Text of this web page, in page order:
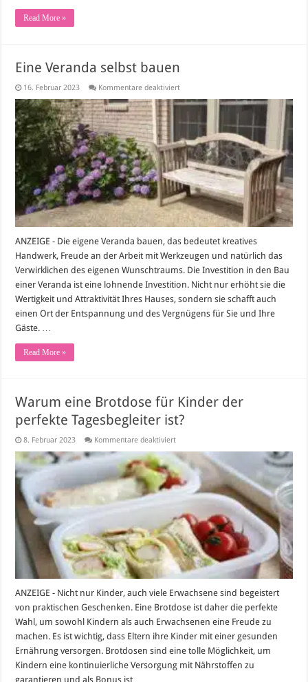
Read More »
Eine Veranda selbst bauen
16. Februar 2023 Kommentare deaktiviertfür
Veranda
bauen
ANZEIGE - Die eigene Veranda bauen, das bedeutet kreatives
Handwerk, Freude an der Arbeit mit Werkzeugen und natürlich das
Verwirklichen des eigenen Wunschtraums. Die Investition in den Bau
einer Veranda ist eine lohnende Investition. Nicht nur erhöht sie die
Wertigkeit und Attraktivität Ihres Hauses, sondern sie schafft auch
einen Ort der Entspannung und des Vergnügens für Sie und Ihre
Gäste. …
Read More »
Warum eine Brotdose für Kinder der
perfekte Tagesbegleiter ist?
8. Februar 2023 Kommentare deaktiviertfür
eine
Brotdose
für
Kinder
Tagesbegleiter
ist?
ANZEIGE - Nicht nur Kinder, auch viele Erwachsene sind begeistert
von praktischen Geschenken. Eine Brotdose ist daher die perfekte
Wahl, um sowohl Kindern als auch Erwachsenen eine Freude zu
machen. Es ist wichtig, dass Eltern ihre Kinder mit einer gesunden
Ernährung versorgen. Brotdosen sind eine tolle Möglichkeit, um
Kindern eine kontinuierliche Versorgung mit Nährstoffen zu
garantieren und als Bonus ist …